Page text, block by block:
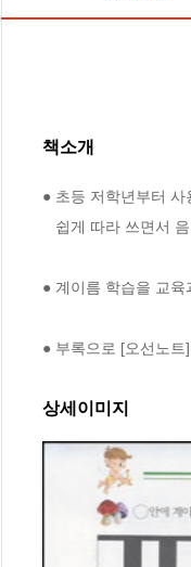
책소개
● 초등 저학년부터 사
● 계이름 학습을 교
● 부록으로 [오선노
상세이미지